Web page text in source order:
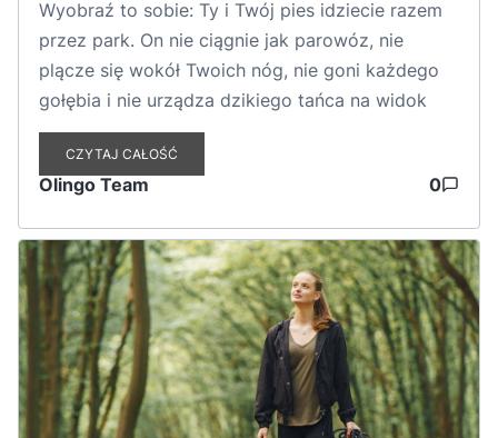
Wyobraź to sobie: Ty i Twój pies idziecie razem
przez park. On nie ciągnie jak parowóz, nie
plącze się wokół Twoich nóg, nie goni każdego
gołębia i nie urządza dzikiego tańca na widok
innego psa. Brzmi jak marzenie? Na szczęście to
całkiem osiągalne. Choć spacer na luźnej smyczy
w nowych, pełnych zapachów i bodźców
wystarczy odrobina cierpliwości…
CZYTAJ CAŁOŚĆ
Olingo Team 0